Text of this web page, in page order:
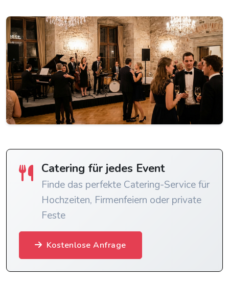
Catering für jedes Event
Finde das perfekte Catering-Service für
Hochzeiten, Firmenfeiern oder private
Feste
Kostenlose Anfrage